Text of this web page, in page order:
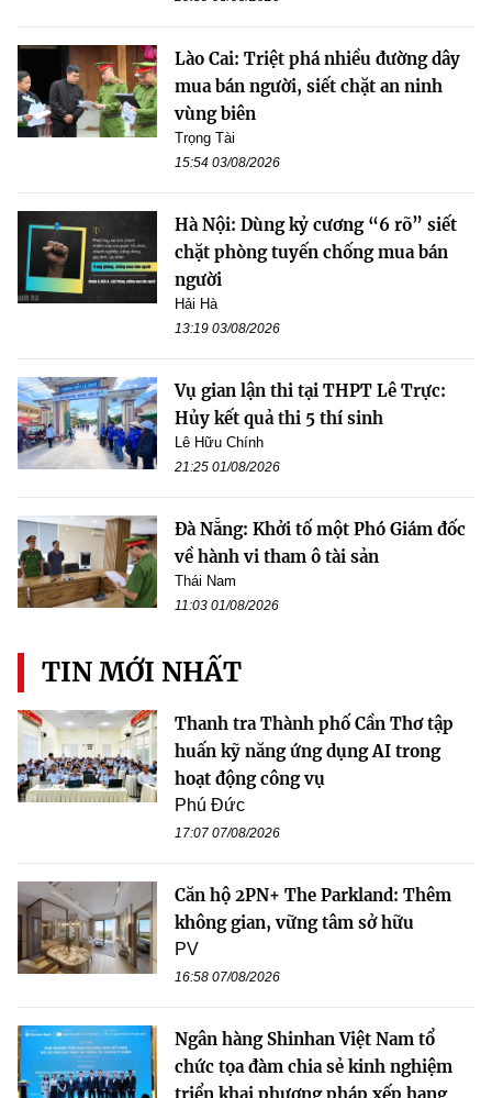
Lào Cai: Triệt phá nhiều đường dây
mua bán người, siết chặt an ninh
vùng biên
Trọng Tài
15:54 03/08/2026
Hà Nội: Dùng kỷ cương “6 rõ” siết
chặt phòng tuyến chống mua bán
người
Hải Hà
13:19 03/08/2026
Vụ gian lận thi tại THPT Lê Trực:
Hủy kết quả thi 5 thí sinh
Lê Hữu Chính
21:25 01/08/2026
Đà Nẵng: Khởi tố một Phó Giám đốc
về hành vi tham ô tài sản
Thái Nam
11:03 01/08/2026
TIN MỚI NHẤT
Thanh tra Thành phố Cần Thơ tập
huấn kỹ năng ứng dụng AI trong
hoạt động công vụ
Phú Đức
17:07 07/08/2026
Căn hộ 2PN+ The Parkland: Thêm
không gian, vững tâm sở hữu
PV
16:58 07/08/2026
Ngân hàng Shinhan Việt Nam tổ
chức tọa đàm chia sẻ kinh nghiệm